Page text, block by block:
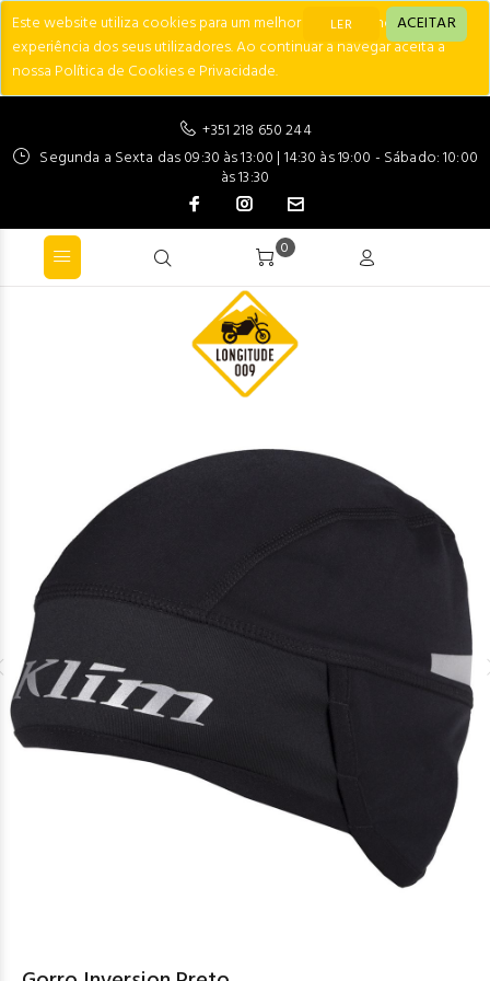
Este website utiliza cookies para um melhor desempenho e
experiência dos seus utilizadores. Ao continuar a navegar aceita a
nossa Política de Cookies e Privacidade.
LER ACEITAR
+351 218 650 244
Segunda a Sexta das 09:30 às 13:00 | 14:30 às 19:00 - Sábado: 10:00
às 13:30
0